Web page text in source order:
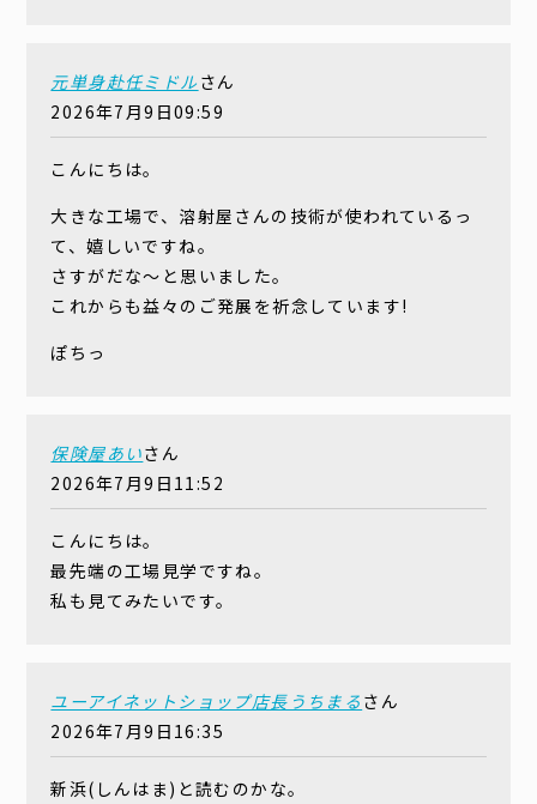
元単身赴任ミドル さん
2026年7月9日09:59
こんにちは。
大きな工場で、溶射屋さんの技術が使われているっ
て、嬉しいですね。
さすがだな～と思いました。
これからも益々のご発展を祈念しています!
ぽちっ
保険屋あいさん
2026年7月9日11:52
こんにちは。
最先端の工場見学ですね。
私も見てみたいです。
ユーアイネットショップ店長うちまる さん
2026年7月9日16:35
新浜(しんはま)と読むのかな。